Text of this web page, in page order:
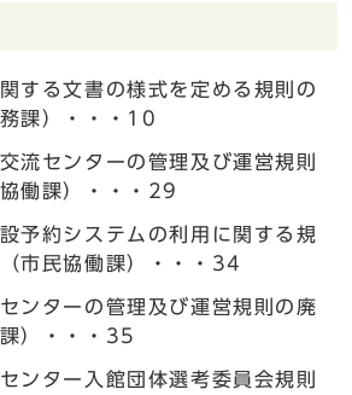
する文書の様式を定める規則の
課）・・・10
流センターの管理及び運営規則
働課）・・・29
予約システムの利用に関する規
市民協働課）・・・34
ンターの管理及び運営規則の廃
）・・・35
ンター入館団体選考委員会規則